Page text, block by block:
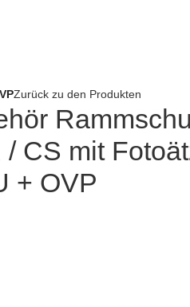
Zurück zu den Produkten
CS mit
+ OVP